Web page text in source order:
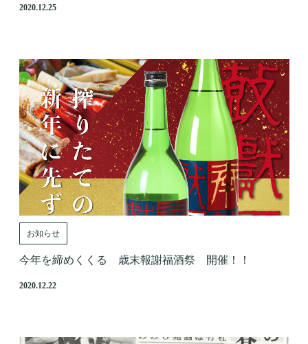
2020.12.25
お知らせ
今年を締めくくる 歳末報謝福酒祭 開催！！
2020.12.22